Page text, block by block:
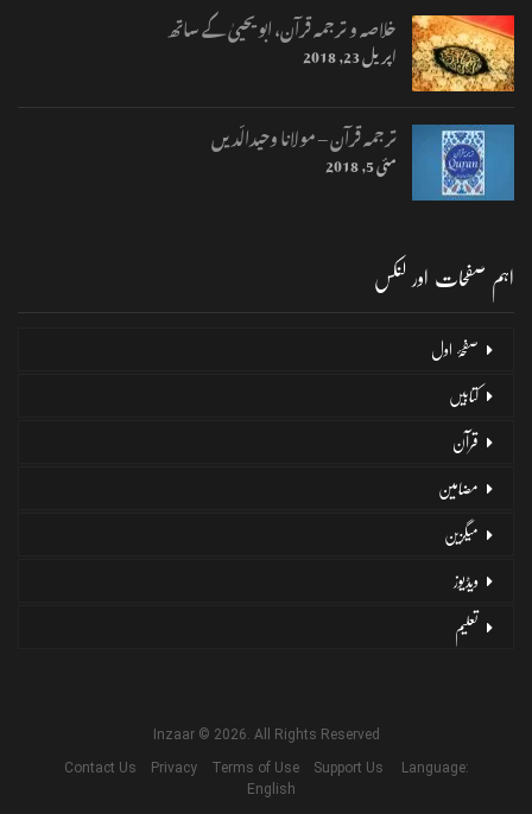
خلاصہ و ترجمہ قرآن، ابو یحییٰ کے ساتھ
اپریل 23, 2018
ترجمہ قرآن – مولانا وحیدالّدیں
مئی 5, 2018
اہم صفحات اور لنکس
صفحۂ اول
کتابیں
قرآن
مضامین
میگزین
ویڈیوز
تعلیم
Inzaar © 2026. All Rights Reserved
Contact Us
Privacy Terms of Use Support Us
Language:
English